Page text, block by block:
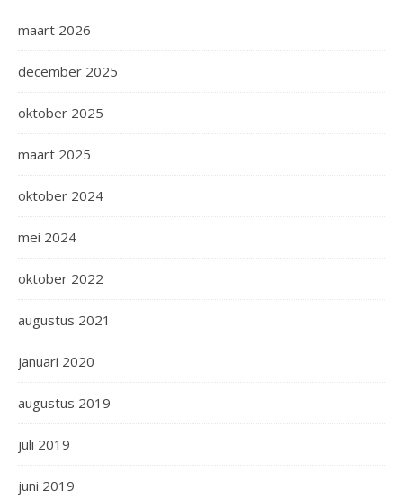
maart 2026
december 2025
oktober 2025
maart 2025
oktober 2024
mei 2024
oktober 2022
augustus 2021
januari 2020
augustus 2019
juli 2019
juni 2019